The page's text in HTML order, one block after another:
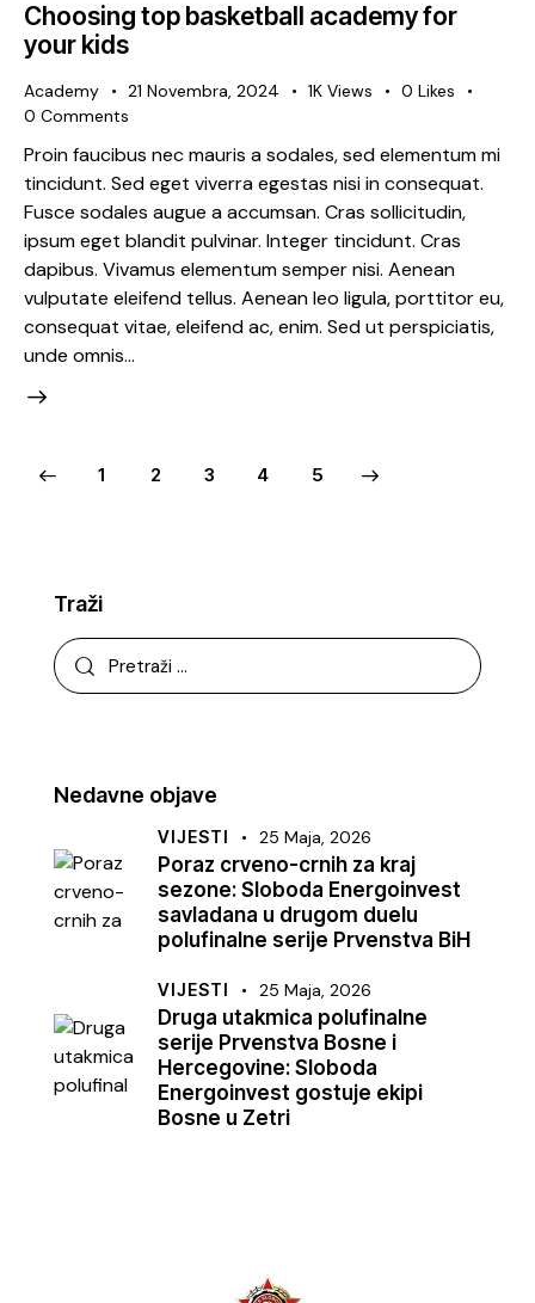
Choosing top basketball academy for
your kids
Academy 21 Novembra, 2024 1K Views 0 Likes
0 Comments
Proin faucibus nec mauris a sodales, sed elementum mi
tincidunt. Sed eget viverra egestas nisi in consequat.
Fusce sodales augue a accumsan. Cras sollicitudin,
ipsum eget blandit pulvinar. Integer tincidunt. Cras
dapibus. Vivamus elementum semper nisi. Aenean
vulputate eleifend tellus. Aenean leo ligula, porttitor eu,
consequat vitae, eleifend ac, enim. Sed ut perspiciatis,
unde omnis…
1 2 3 4 5
Traži
Nedavne objave
VIJESTI 25 Maja, 2026
Poraz crveno-crnih za kraj
sezone: Sloboda Energoinvest
savladana u drugom duelu
polufinalne serije Prvenstva BiH
VIJESTI 25 Maja, 2026
Druga utakmica polufinalne
serije Prvenstva Bosne i
Hercegovine: Sloboda
Energoinvest gostuje ekipi
Bosne u Zetri